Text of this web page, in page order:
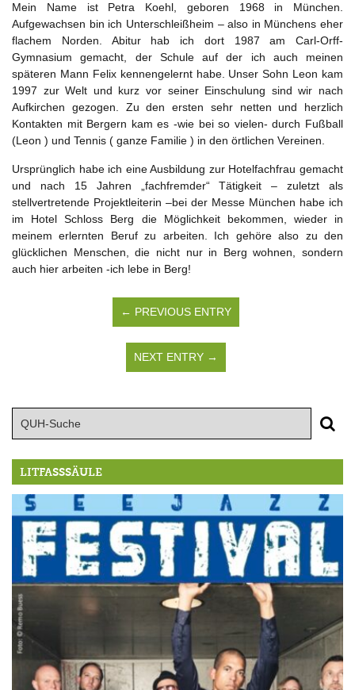
Mein Name ist Petra Koehl, geboren 1968 in München.
Aufgewachsen bin ich Unterschleißheim – also in Münchens eher
flachem Norden. Abitur hab ich dort 1987 am Carl-Orff-
Gymnasium gemacht, der Schule auf der ich auch meinen
späteren Mann Felix kennengelernt habe. Unser Sohn Leon kam
1997 zur Welt und kurz vor seiner Einschulung sind wir nach
Aufkirchen gezogen. Zu den ersten sehr netten und herzlich
Kontakten mit Bergern kam es -wie bei so vielen- durch Fußball
(Leon ) und Tennis ( ganze Familie ) in den örtlichen Vereinen.
Ursprünglich habe ich eine Ausbildung zur Hotelfachfrau gemacht
und nach 15 Jahren „fachfremder“ Tätigkeit – zuletzt als
stellvertretende Projektleiterin –bei der Messe München habe ich
im Hotel Schloss Berg die Möglichkeit bekommen, wieder in
meinem erlernten Beruf zu arbeiten. Ich gehöre also zu den
glücklichen Menschen, die nicht nur in Berg wohnen, sondern
auch hier arbeiten -ich lebe in Berg!
← PREVIOUS ENTRY
NEXT ENTRY →
LITFASSSÄULE